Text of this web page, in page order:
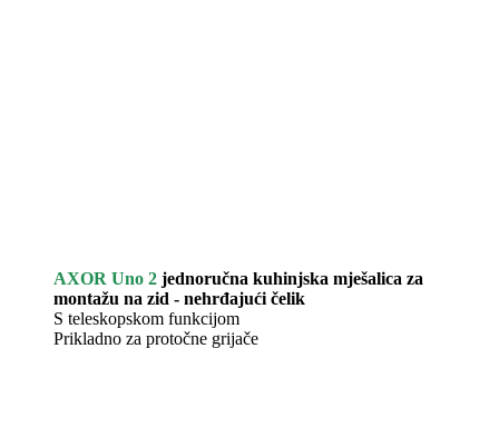
AXOR Uno 2 jednoručna kuhinjska mješalica za
montažu na zid - nehrđajući čelik
S teleskopskom funkcijom
Prikladno za protočne grijače